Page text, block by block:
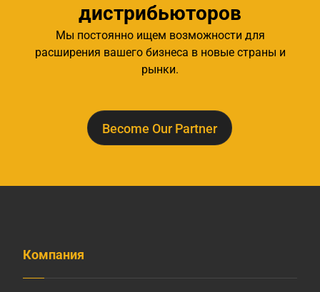
дистрибьюторов
Мы постоянно ищем возможности для
расширения вашего бизнеса в новые страны и
рынки.
Become Our Partner
Компания